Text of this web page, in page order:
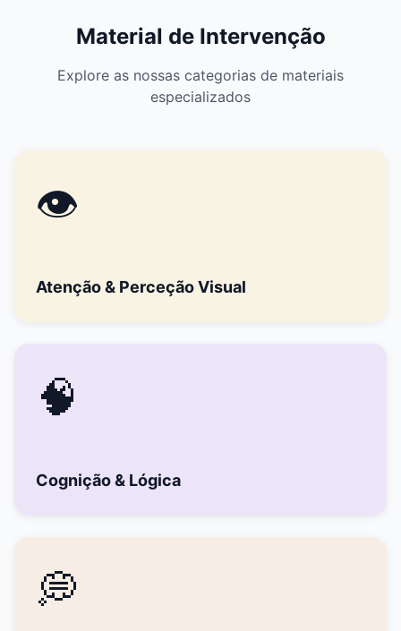
Material de Intervenção
Explore as nossas categorias de materiais
especializados
👁️
Atenção & Perceção Visual
🧠
Cognição & Lógica
💭